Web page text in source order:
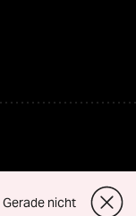
Gerade nicht